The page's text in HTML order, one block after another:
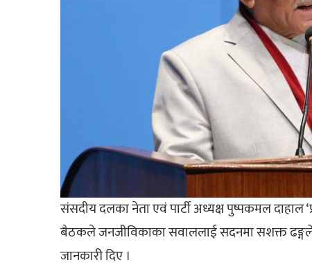
संसदीय दलका नेता एवं पार्टी अध्यक्ष पुष्पकमल
बैठकले जनजीविकाका सवाललाई सदनमा सशक्त ढङ्गले
जानकारी दिए ।